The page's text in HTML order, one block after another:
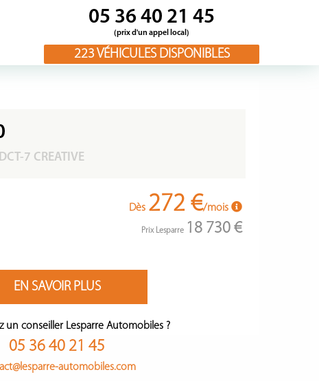
05 36 40 21 45
(prix d'un appel local)
223VÉHICULES DISPONIBLES
7 CREATIVE
Dès 272 €/mois
Prix Lesparre 18 730 €
EN SAVOIR PLUS
un conseiller Lesparre Automobiles ?
05 36 40 21 45
automobiles.com